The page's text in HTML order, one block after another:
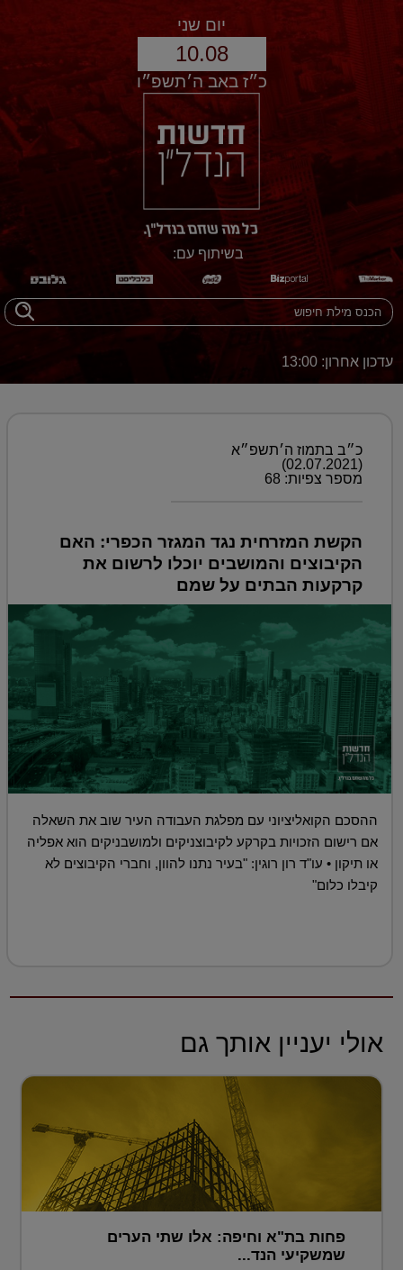
יום שני
10.08
כ״ז באב ה׳תשפ״ו
בשיתוף עם:
עדכון אחרון: 13:00
כ״ב בתמוז ה׳תשפ״א
(02.07.2021)
מספר צפיות: 68
הקשת המזרחית נגד המגזר הכפרי: האם
הקיבוצים והמושבים יוכלו לרשום את
קרקעות הבתים על שמם
ההסכם הקואליציוני עם מפלגת העבודה העיר שוב את השאלה
אם רישום הזכויות בקרקע לקיבוצניקים ולמושבניקים הוא אפליה
או תיקון • עו"ד רון רוגין: "בעיר נתנו להוון, וחברי הקיבוצים לא
קיבלו כלום"
אולי יעניין אותך גם
פחות בת"א וחיפה: אלו שתי הערים
שמשקיעי הנד...